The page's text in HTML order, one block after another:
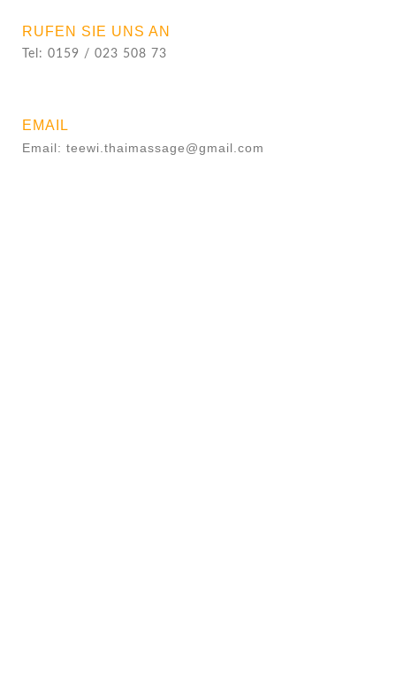
RUFEN SIE UNS AN
Tel: 0159 / 023 508 73
EMAIL
Email: teewi.thaimassage@gmail.com